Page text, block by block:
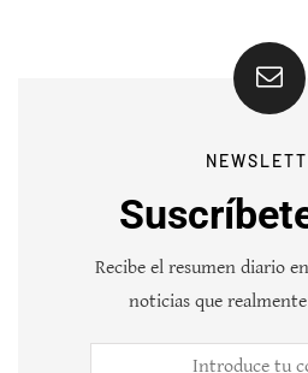
Recibe el resumen diario
noticias que